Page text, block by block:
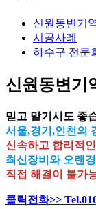
신원동변기
시공사례
하수구 전문
신원동변기
믿고 맡기시도 좋
서울,경기,인천의
신속하고 합리적
최신장비와 오랜
직접 해결이 불가
클릭전화>>